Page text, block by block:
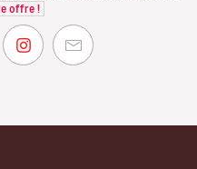
offre !